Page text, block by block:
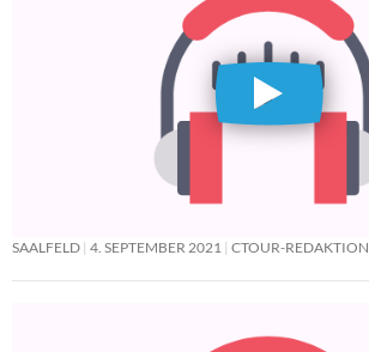
SAALFELD 4. SEPTEMBER 2021 CTOUR-REDAKTION